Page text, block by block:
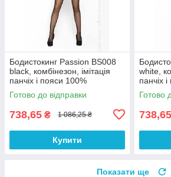
Бодистокинг Passion BS008
black, комбінезон, імітація
панчіх і пояси 100%
Анонімності
Готово до відправки
738,65 ₴ 1 086,25 ₴
Купити
white,
панчіх
Готово
738,65
Показати ще